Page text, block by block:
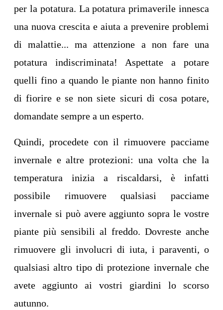
per la potatura. La potatura primaverile innesca
una nuova crescita e aiuta a prevenire problemi
di malattie... ma attenzione a non fare una
potatura indiscriminata! Aspettate a potare
quelli fino a quando le piante non hanno finito
di fiorire e se non siete sicuri di cosa potare,
domandate sempre a un esperto.
Quindi, procedete con il rimuovere pacciame
invernale e altre protezioni: una volta che la
temperatura inizia a riscaldarsi, è infatti
possibile rimuovere qualsiasi pacciame
invernale si può avere aggiunto sopra le vostre
piante più sensibili al freddo. Dovreste anche
rimuovere gli involucri di iuta, i paraventi, o
qualsiasi altro tipo di protezione invernale che
avete aggiunto ai vostri giardini lo scorso
autunno.